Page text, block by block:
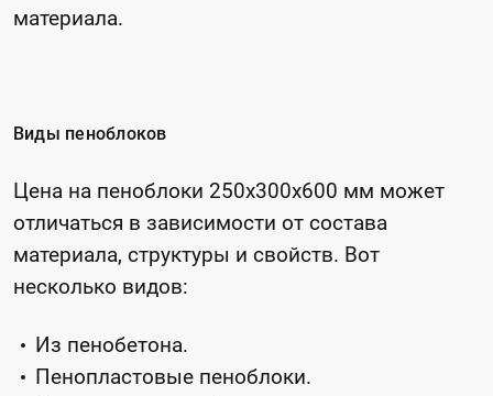
материала.
Виды пеноблоков
Цена на пеноблоки 250x300x600 мм может
отличаться в зависимости от состава
материала, структуры и свойств. Вот
несколько видов:
Из пенобетона.
Пенопластовые пеноблоки.